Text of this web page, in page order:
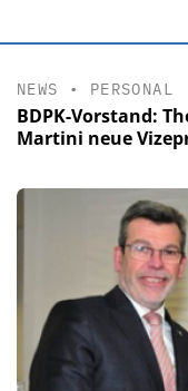
NEWS • PERSONAL
BDPK-Vorstand:
Martini neue